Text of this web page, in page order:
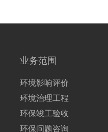
业务范围
环境影响评价
环境治理工程
环保竣工验收
环保问题咨询